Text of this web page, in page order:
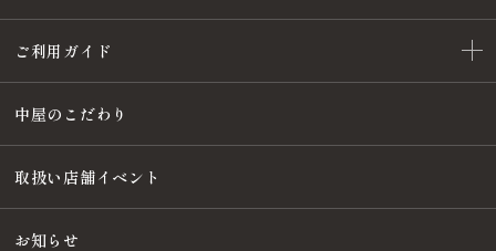
ご利用ガイド
中屋のこだわり
取扱い店舗イベント
お知らせ